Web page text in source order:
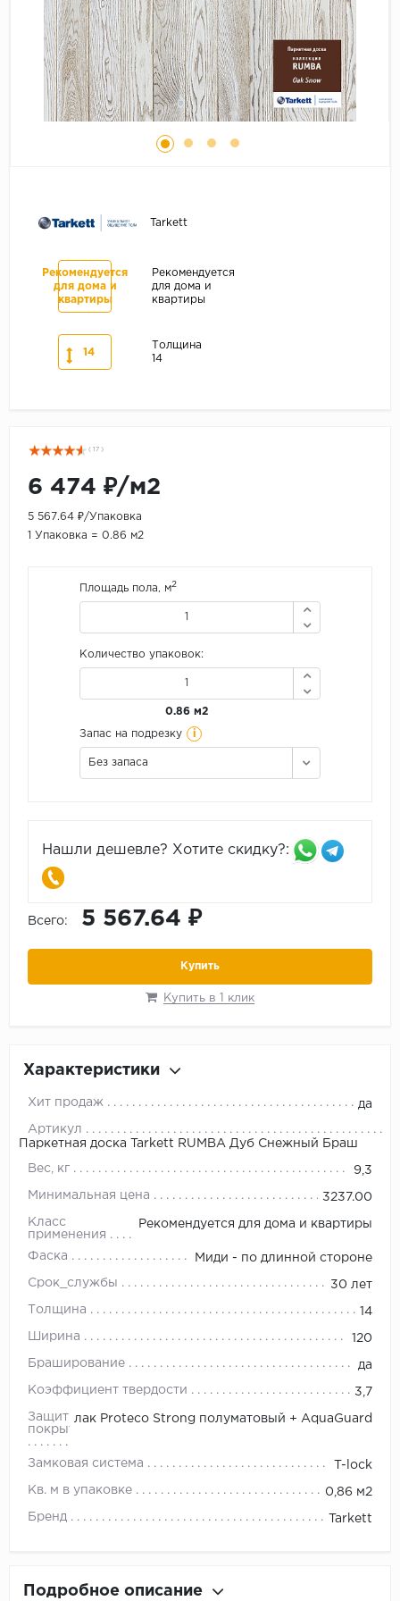
Серый
Бежевый
Дуб светлый
Коричневый
Tarkett
Рекомендуется
для дома и
квартиры
Рекомендуется
для дома и
квартиры
14
Толщина
14
( 17 )
6 474 ₽/м2
5 567.64 ₽/Упаковка
1 Упаковка = 0.86 м2
Площадь пола, м2
Количество упаковок:
0.86 м2
Запас на подрезку i
Без запаса
Нашли дешевле? Хотите скидку?:
Всего: 5 567.64 ₽
Купить
Купить в 1 клик
Характеристики
Хит продаж да
Артикул
Паркетная доска Tarkett RUMBA Дуб Снежный Браш
Вес, кг 9,3
Минимальная цена 3237.00
Класс
применения
Рекомендуется для дома и квартиры
Фаска Миди - по длинной стороне
Срок_службы 30 лет
Толщина 14
Ширина 120
Браширование да
Коэффициент твердости 3,7
Защитное
покрытие
лак Proteco Strong полуматовый + AquaGuard
Замковая система T-lock
Кв. м в упаковке 0,86 м2
Бренд Tarkett
Подробное описание